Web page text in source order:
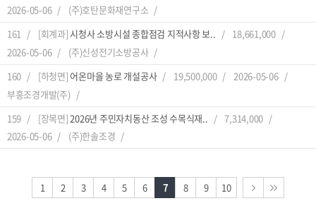
2026-05-06
(주)호탄문화재연구소
161
[회계과]시청사 소방시설 종합점검 지적사항 보..
18,661,000
2026-05-06
(주)신성전기소방공사
160
[하청면] 어온마을 농로 개설공사 19,500,000
2026-05-06
부흥조경개발(주)
159
[장목면]2026년 주민자치동산 조성 수목식재..
7,314,000
2026-05-06
(주)한솔조경
1 2 3 4 5 6 7 8 9 10